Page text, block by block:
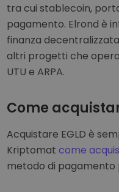
tra cui stablecoin,
pagamento. Elrond è
finanza
altri progetti che
UTU e ARPA.
Come
Acquistare EGLD è
Kriptomatcome
metodo di pagamento